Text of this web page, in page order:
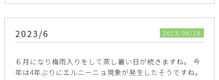
2023/6 2023/06/26
６月になり梅雨入りをして蒸し暑い日が続きますね。 今
年は4年ぶりにエルニーニョ現象が発生したそうですね。